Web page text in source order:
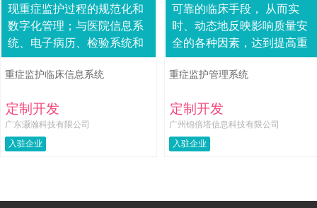
现重症监护过程的规范化和
数字化管理；与医院信息系
统、电子病历、检验系统和
影像系统“无缝”集成后，进
一步实现医疗信息和重症监
重症监护临床信息系统
定制开发
广东灏瀚科技有限公司
入驻企业
可靠的临床手段， 从而实
时、动态地反映影响质量安
全的各种因素，达到提高重
症患者的生存率和 治愈率、
降低院内感染的目的。系统
重症监护管理系统
定制开发
广州锦倍塔信息科技有限公司
入驻企业